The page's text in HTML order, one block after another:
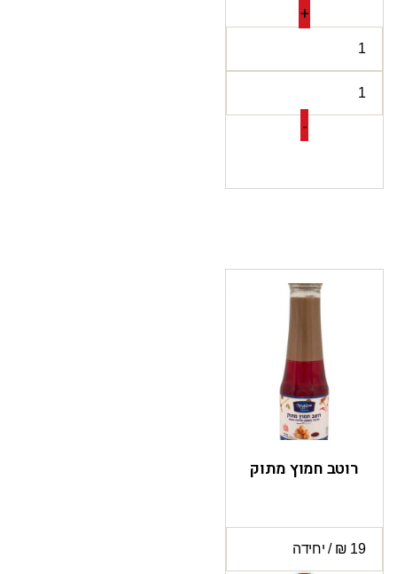
+
-
רוטב חמוץ מתוק